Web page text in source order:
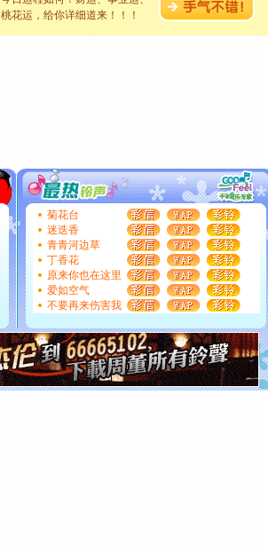
起；二是再生再世和你在一起；三是三生三世和你不再分
离。水晶之恋祝你新年快乐
片叶子是希望，第三片叶子是爱情，第四片叶子是幸运。
送你一棵薰衣草，愿你新年快乐！
[圣诞节]圣诞节到了，想想没什么送给你的，又不打算给
你太多，只有给你五千万：千万快乐！千万要健康！千万
要平安！千万要知足！千万不要忘记我！
[圣诞节]
不只这样的日子才会想起你,而是这样的日子才
能正大光明地骚扰你,告诉你,圣诞要快乐!新年要快乐!天天
都要快乐噢!
[圣诞节]奉上一颗祝福的心,在这个特别的日子里,愿幸福,
如意,快乐,鲜花,一切美好的祝愿与你同在.圣诞快乐!
[元旦]看到你我会触电；看不到你我要充电；没有你我会
断电。爱你是我职业，想你是我事业，抱你是我特长，吻
你是我专业！水晶之恋祝你新年快乐
桃花运，给你详细道来！！！
菊花台
迷迭香
青青河边草
丁香花
原来你也在这里
爱如空气
不要再来伤害我